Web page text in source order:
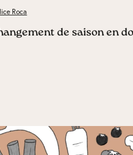
Roca
de saison en